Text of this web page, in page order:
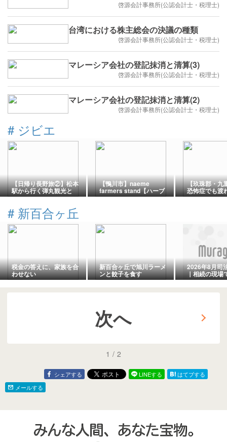
啓源会計事務所(公認会計士・税理士)
台湾における株主総会の決議の種類
啓源会計事務所(公認会計士・税理士)
マレーシア会社の登記抹消と清算(3)
啓源会計事務所(公認会計士・税理士)
マレーシア会社の登記抹消と清算(2)
啓源会計事務所(公認会計士・税理士)
# ジビエ
【日帰り長野旅②】松本
駅から行く弾丸観光と
「くるみ蕎麦」「信州鹿
【鴨川市】naeme
farmers stand【ハーブ
やジビエの古民家カフ
【玖珠郡・九
恐怖症でも渡
重“夢”大吊橋
# 新百合ヶ丘
税金の答えに、家族を合
わせない
新百合ヶ丘で旭川ラーメ
ンと餃子を食す
2026年8月司
｜相続の現場
ットワークマ
階建
次へ
1 / 2
シェアする LINEする
はてブする
メールする